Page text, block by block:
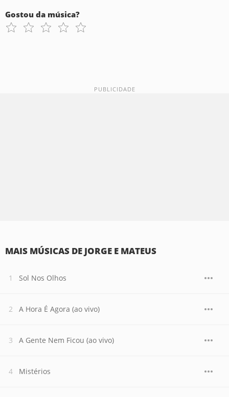
Gostou da música?
MAIS MÚSICAS DE JORGE E MATEUS
Sol Nos Olhos
A Hora É Agora (ao vivo)
A Gente Nem Ficou (ao vivo)
Mistérios